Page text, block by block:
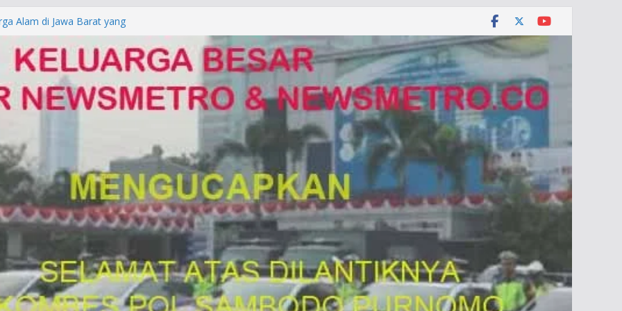
Alam di Jawa Barat yang
KUHAP Baru 2026, Tegaskan
Dipidana
DENPASAR DAN
POLDA BALI DIDUGA
ke Mabes Polri
Palsu, Kapolres
SIM